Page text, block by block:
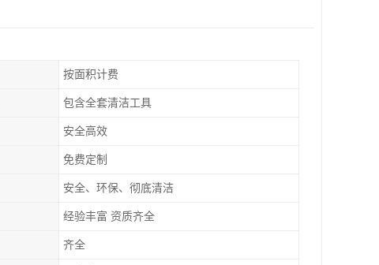
按面积计费
包含全套清洁工具
安全高效
免费定制
安全、环保、彻底清洁
经验丰富 资质齐全
齐全